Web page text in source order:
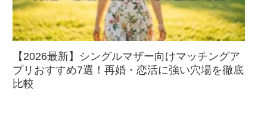
【2026最新】シングルマザー向けマッチングア
プリおすすめ7選！再婚・恋活に強い穴場を徹底
比較